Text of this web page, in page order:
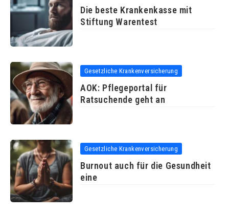
Die beste Krankenkasse mit
Stiftung Warentest
Gesetzliche Krankenversicherung
AOK: Pflegeportal für
Ratsuchende geht an
Gesetzliche Krankenversicherung
Burnout auch für die Gesundheit
eine